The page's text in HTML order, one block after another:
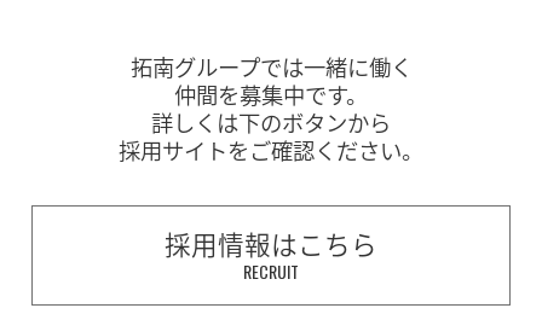
拓南グループでは一緒に働く
仲間を募集中です。
詳しくは下のボタンから
採用サイトをご確認ください。
採用情報はこちら
RECRUIT